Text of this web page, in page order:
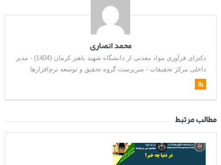
محمد انصاری
دکترای فرآوری مواد معدنی از دانشگاه شهید باهنر کرمان (1404) - مدیر
داخلی مرکز تحقیقات - سرپرست گروه تحقیق و توسعه نرم‌افزارها
مطالب مرتبط